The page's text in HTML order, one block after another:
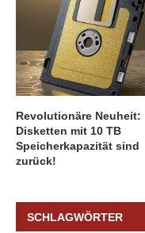
Revolutionäre Neuheit:
Disketten mit 10 TB
Speicherkapazität sind
zurück!
SCHLAGWÖRTER